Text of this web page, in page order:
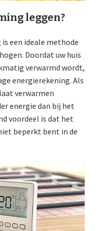
leggen?
een ideale methode
Doordat uw huis
verwarmd wordt,
energierekening. Als
verwarmen
energie dan bij het
voordeel is dat het
beperkt bent in de